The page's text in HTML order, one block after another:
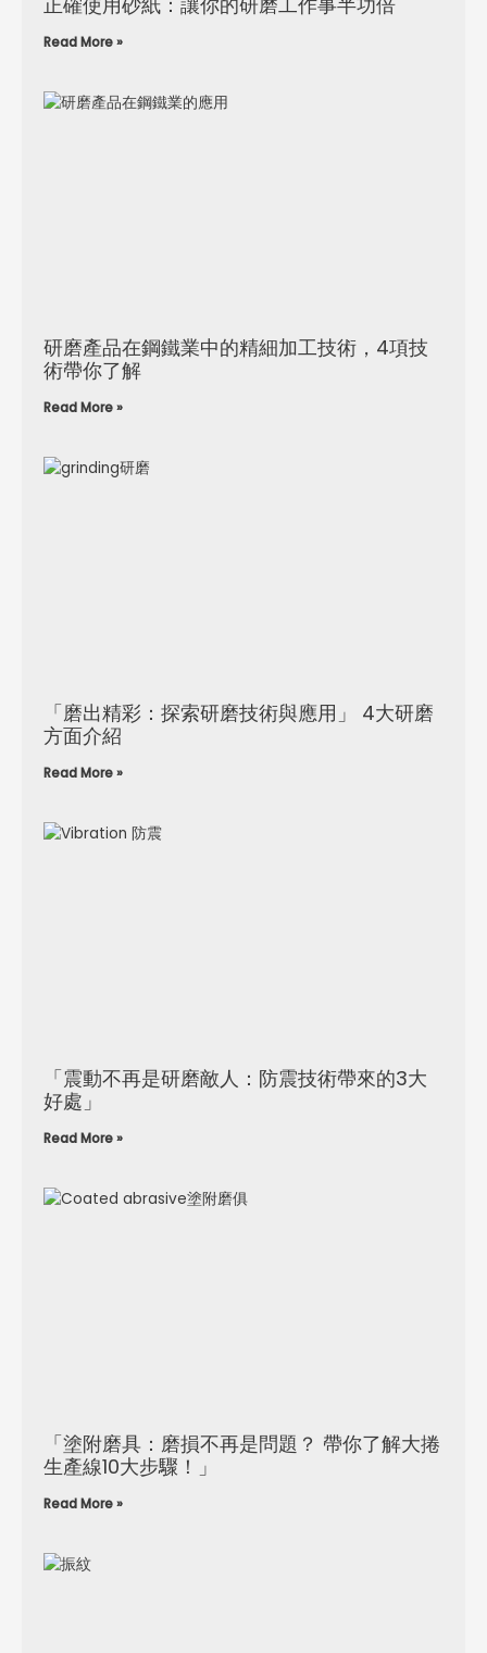
Read More »
研磨產品在鋼鐵業中的精細加工技術，4項技
術帶你了解
Read More »
「磨出精彩：探索研磨技術與應用」 4大研磨
方面介紹
Read More »
「震動不再是研磨敵人：防震技術帶來的3大
好處」
Read More »
「塗附磨具：磨損不再是問題？ 帶你了解大捲
生產線10大步驟！」
Read More »